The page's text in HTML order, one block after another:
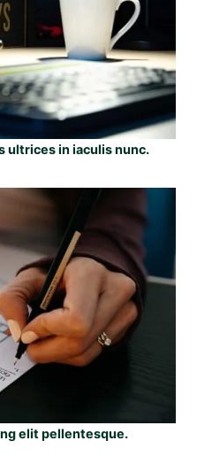
ultrices in iaculis nunc.
elit pellentesque.